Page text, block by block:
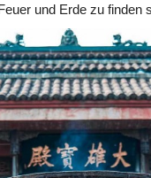
und Erde zu finden